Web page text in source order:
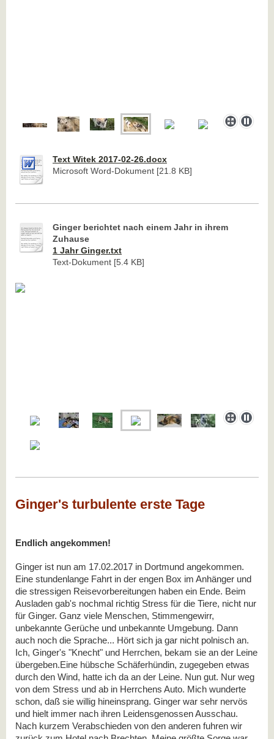
Text Witek 2017-02-26.docx
Microsoft Word-Dokument [21.8 KB]
Ginger berichtet nach einem Jahr in ihrem
Zuhause
1 Jahr Ginger.txt
Text-Dokument [5.4 KB]
Ginger's turbulente erste Tage
Endlich angekommen!
Ginger ist nun am 17.02.2017 in Dortmund angekommen.
Eine stundenlange Fahrt in der engen Box im Anhänger und
die stressigen Reisevorbereitungen haben ein Ende. Beim
Ausladen gab's nochmal richtig Stress für die Tiere, nicht nur
für Ginger. Ganz viele Menschen, Stimmengewirr,
unbekannte Gerüche und unbekannte Umgebung. Dann
auch noch die Sprache... Hört sich ja gar nicht polnisch an.
Ich, Ginger's "Knecht" und Herrchen, bekam sie an der Leine
übergeben.Eine hübsche Schäferhündin, zugegeben etwas
durch den Wind, hatte ich da an der Leine. Nun gut. Nur weg
von dem Stress und ab in Herrchens Auto. Mich wunderte
schon, daß sie willig hineinsprang. Ginger war sehr nervös
und hielt immer nach ihren Leidensgenossen Ausschau.
Nach kurzem Verabschieden von den anderen fuhren wir